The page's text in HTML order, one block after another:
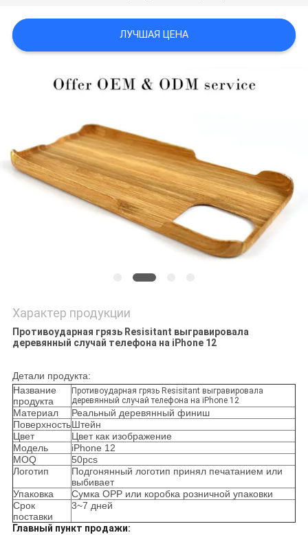
PRIVACY
ЛУЧШАЯ ЦЕНА
Характер продукции
Противоударная грязь Resisitant выгравировала
деревянный случай телефона на iPhone 12
Детали продукта:
Название
продукта
Противоударная грязь Resisitant выгравировала
деревянный случай телефона на iPhone 12
Материал
Реальный деревянный финиш
ПоверхностьШтейн
Цвет
Цвет как изображение
Модель
iPhone 12
MOQ
50pcs
Логотип
Подгонянный логотип принял печатанием или
выбивает
Упаковка
Сумка OPP или коробка розничной упаковки
Срок
поставки
3~7 дней
Главный пункт продажи: